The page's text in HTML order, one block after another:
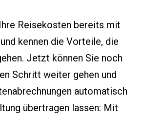
Reisekosten bereits mit
kennen die Vorteile, die
Jetzt können Sie noch
Schritt weiter gehen und
automatisch
übertragen lassen: Mit